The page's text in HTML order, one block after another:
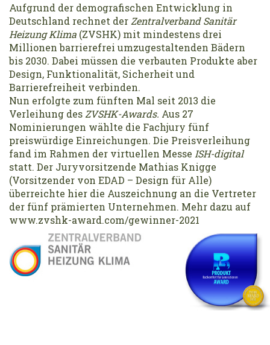
Aufgrund der demografischen Entwicklung in
Deutschland rechnet der Zentralverband Sanitär
Heizung Klima (ZVSHK) mit mindestens drei
Millionen barrierefrei umzugestaltenden Bädern
bis 2030. Dabei müssen die verbauten Produkte aber
Design, Funktionalität, Sicherheit und
Barrierefreiheit verbinden.
Nun erfolgte zum fünften Mal seit 2013 die
Verleihung des ZVSHK-Awards. Aus 27
Nominierungen wählte die Fachjury fünf
preiswürdige Einreichungen. Die Preisverleihung
fand im Rahmen der virtuellen Messe ISH-digital
statt. Der Juryvorsitzende Mathias Knigge
(Vorsitzender von EDAD – Design für Alle)
überreichte hier die Auszeichnung an die Vertreter
der fünf prämierten Unternehmen. Mehr dazu auf
www.zvshk-award.com/gewinner-2021